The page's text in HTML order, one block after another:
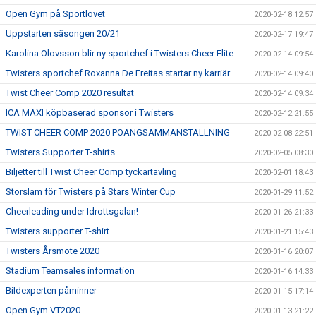
Open Gym på Sportlovet 2020-02-18 12:57
Uppstarten säsongen 20/21 2020-02-17 19:47
Karolina Olovsson blir ny sportchef i Twisters Cheer Elite 2020-02-14 09:54
Twisters sportchef Roxanna De Freitas startar ny karriär 2020-02-14 09:40
Twist Cheer Comp 2020 resultat 2020-02-14 09:34
ICA MAXI köpbaserad sponsor i Twisters 2020-02-12 21:55
TWIST CHEER COMP 2020 POÄNGSAMMANSTÄLLNING 2020-02-08 22:51
Twisters Supporter T-shirts 2020-02-05 08:30
Biljetter till Twist Cheer Comp tyckartävling 2020-02-01 18:43
Storslam för Twisters på Stars Winter Cup 2020-01-29 11:52
Cheerleading under Idrottsgalan! 2020-01-26 21:33
Twisters supporter T-shirt 2020-01-21 15:43
Twisters Årsmöte 2020 2020-01-16 20:07
Stadium Teamsales information 2020-01-16 14:33
Bildexperten påminner 2020-01-15 17:14
Open Gym VT2020 2020-01-13 21:22